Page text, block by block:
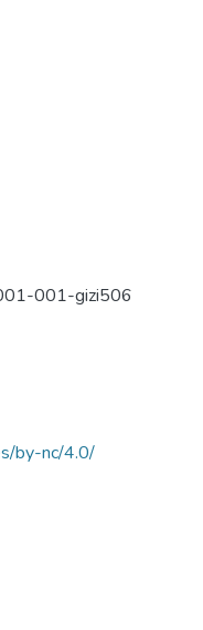
001-gizi506
by-nc/4.0/